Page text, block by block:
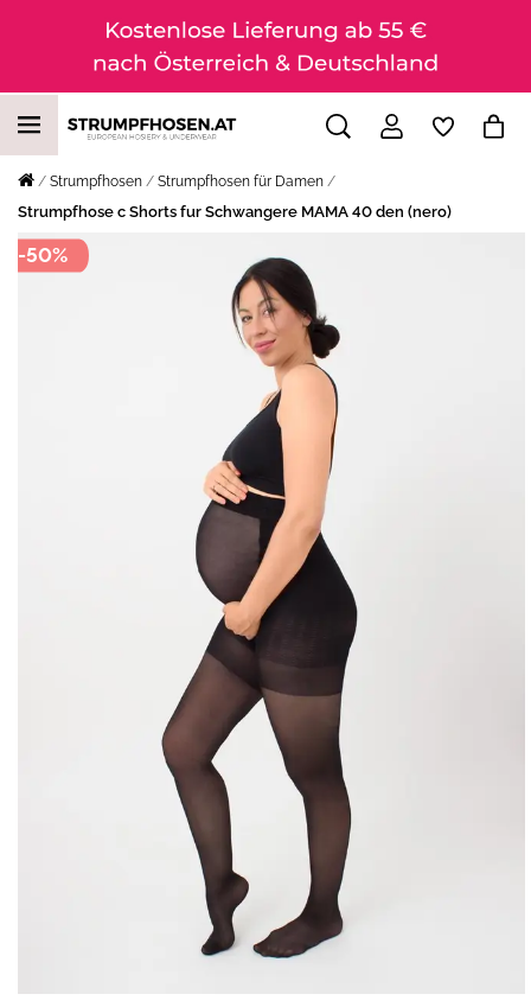
Strumpfhosen Strumpfhosen für Damen
Strumpfhose с Shorts fur Schwangere MAMA 40 den (nero)
-50%